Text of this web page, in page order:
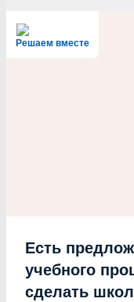
Решаем вместе
Есть
учебного
сделать